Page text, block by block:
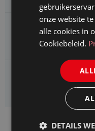
Enexis zoekt een
Jurist ruimtelijke
Enexis zoekt een
onze website
alle cookies in
Cookiebeleid.
DETAILS